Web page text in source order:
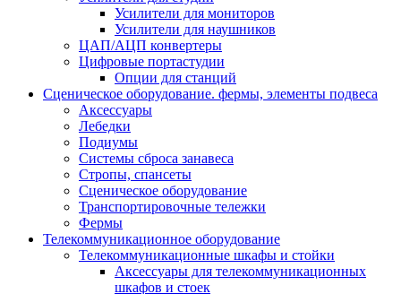
Усилители для мониторов
Усилители для наушников
ЦАП/АЦП конвертеры
Цифровые портастудии
Опции для станций
Сценическое оборудование. фермы, элементы подвеса
Аксессуары
Лебедки
Подиумы
Системы сброса занавеса
Стропы, спансеты
Сценическое оборудование
Транспортировочные тележки
Фермы
Телекоммуникационное оборудование
Телекоммуникационные шкафы и стойки
Аксессуары для телекоммуникационных
шкафов и стоек